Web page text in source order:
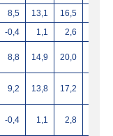
8,5 13,1
16,5
-0,4 1,1
2,6
8,8 14,9 20,0
9,2 13,8 17,2
-0,4 1,1 2,8